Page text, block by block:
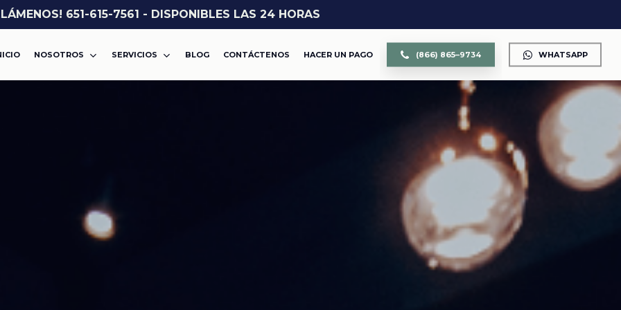
651-615-7561 - DISPONIBLES LAS 24 HORAS
NOSOTROS SERVICIOS
DIVISIÓN DE PROPIEDAD Y BIENES
BLOG CONTÁCTENOS HACER UN PAGO (866) 865–9734 WHATSAPP